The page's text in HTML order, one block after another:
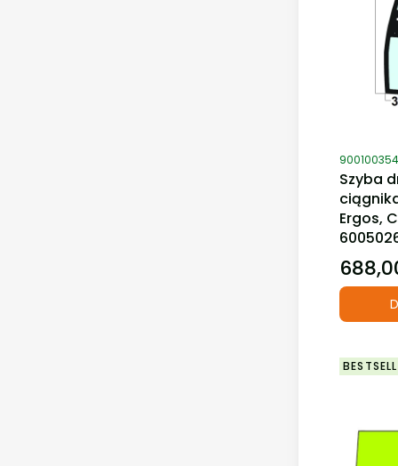
Kod
900100354
Szyba
Ergos,
Cena